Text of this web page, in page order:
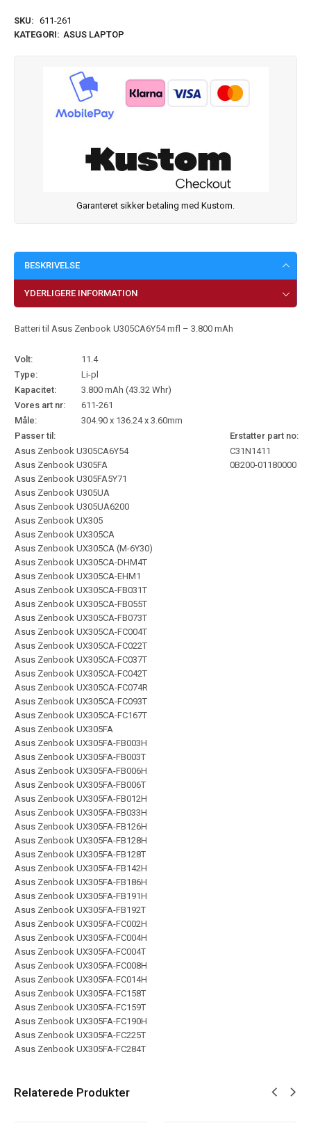
SKU: 611-261
KATEGORI: ASUS LAPTOP
Garanteret sikker betaling med Kustom.
BESKRIVELSE
YDERLIGERE INFORMATION
Batteri til Asus Zenbook U305CA6Y54 mfl – 3.800 mAh
Volt:
11.4
Type:
Li-pl
Kapacitet:
3.800 mAh (43.32 Whr)
Vores art nr:
611-261
Måle:
304.90 x 136.24 x 3.60mm
Passer til:
Erstatter part no:
Asus Zenbook U305CA6Y54
Asus Zenbook U305FA
Asus Zenbook U305FA5Y71
Asus Zenbook U305UA
Asus Zenbook U305UA6200
Asus Zenbook UX305
Asus Zenbook UX305CA
Asus Zenbook UX305CA (M-6Y30)
Asus Zenbook UX305CA-DHM4T
Asus Zenbook UX305CA-EHM1
Asus Zenbook UX305CA-FB031T
Asus Zenbook UX305CA-FB055T
Asus Zenbook UX305CA-FB073T
Asus Zenbook UX305CA-FC004T
Asus Zenbook UX305CA-FC022T
Asus Zenbook UX305CA-FC037T
Asus Zenbook UX305CA-FC042T
Asus Zenbook UX305CA-FC074R
Asus Zenbook UX305CA-FC093T
Asus Zenbook UX305CA-FC167T
Asus Zenbook UX305FA
Asus Zenbook UX305FA-FB003H
Asus Zenbook UX305FA-FB003T
Asus Zenbook UX305FA-FB006H
Asus Zenbook UX305FA-FB006T
Asus Zenbook UX305FA-FB012H
Asus Zenbook UX305FA-FB033H
Asus Zenbook UX305FA-FB126H
Asus Zenbook UX305FA-FB128H
Asus Zenbook UX305FA-FB128T
Asus Zenbook UX305FA-FB142H
Asus Zenbook UX305FA-FB186H
Asus Zenbook UX305FA-FB191H
Asus Zenbook UX305FA-FB192T
Asus Zenbook UX305FA-FC002H
Asus Zenbook UX305FA-FC004H
Asus Zenbook UX305FA-FC004T
Asus Zenbook UX305FA-FC008H
Asus Zenbook UX305FA-FC014H
Asus Zenbook UX305FA-FC158T
Asus Zenbook UX305FA-FC159T
Asus Zenbook UX305FA-FC190H
Asus Zenbook UX305FA-FC225T
Asus Zenbook UX305FA-FC284T
C31N1411
0B200-01180000
Relaterede Produkter